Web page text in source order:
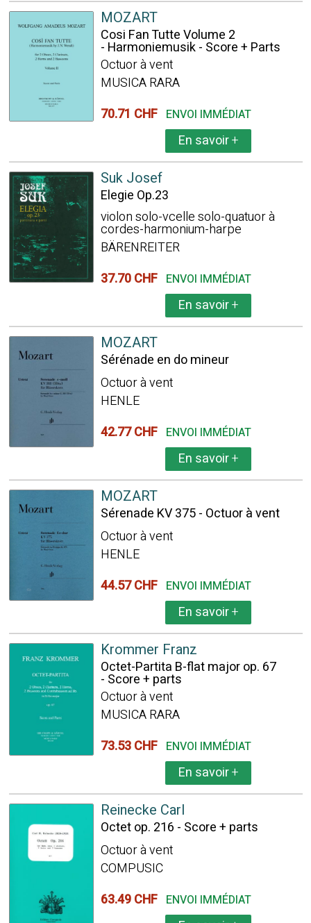
MOZART
Cosi Fan Tutte Volume 2
- Harmoniemusik - Score + Parts
Octuor à vent
MUSICA RARA
70.71 CHF ENVOI IMMÉDIAT
En savoir+
Suk Josef
Elegie Op.23
violon solo-vcelle solo-quatuor à
cordes-harmonium-harpe
BÄRENREITER
37.70 CHF ENVOI IMMÉDIAT
En savoir+
MOZART
Sérénade en do mineur
Octuor à vent
HENLE
42.77 CHF ENVOI IMMÉDIAT
En savoir+
MOZART
Sérenade KV 375 - Octuor à vent
Octuor à vent
HENLE
44.57 CHF ENVOI IMMÉDIAT
En savoir+
Krommer Franz
Octet-Partita B-flat major op. 67
- Score + parts
Octuor à vent
MUSICA RARA
73.53 CHF ENVOI IMMÉDIAT
En savoir+
Reinecke Carl
Octet op. 216 - Score + parts
Octuor à vent
COMPUSIC
63.49 CHF ENVOI IMMÉDIAT